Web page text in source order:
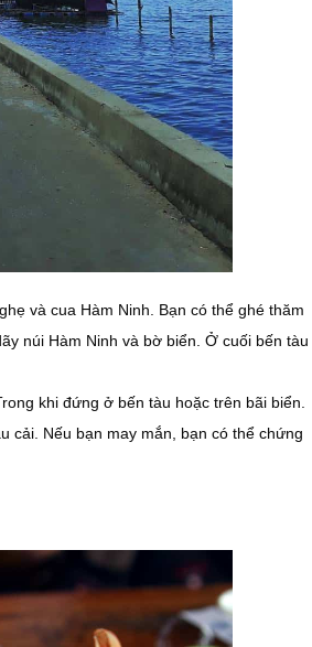
và cua Hàm Ninh. Bạn có thể ghé thăm
núi Hàm Ninh và bờ biển. Ở cuối bến tàu
khi đứng ở bến tàu hoặc trên bãi biển.
cải. Nếu bạn may mắn, bạn có thể chứng